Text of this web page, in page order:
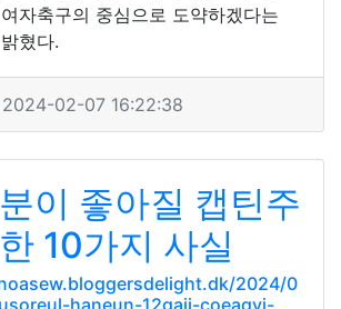
자축구의 중심으로 도약하겠다는
혔다.
02-07 16:22:38
이 좋아질 캡틴주
10가지 사실
2024/0
haneun-12gaji-coeagyi-